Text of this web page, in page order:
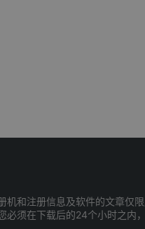
和注册信息及软件的文章仅
须在下载后的24个小时之内